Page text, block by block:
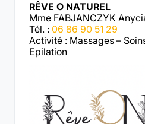
RÊVE O NATUREL
Mme FABJANCZYK
Tél. : 06 86 90 51 29
Activité : Massages –
Epilation